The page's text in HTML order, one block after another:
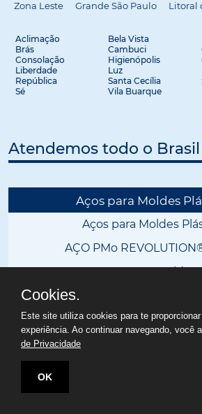
Zona Leste
Grande São Paulo Litoral
Aclimação Bela Vista
Brás
Cambuci
Consolação
Higienópolis
Liberdade
Luz
República
Santa Cecília
Sé
Vila Buarque
Atendemos todo o
Aços para Moldes
Aços para Moldes
AÇO PMo
Aço Protomolde
Aço AISI P20 em
Cookies.
Este site utiliza cookies para te
experiência. Ao continuar navegando, você
de Privacidade
OK